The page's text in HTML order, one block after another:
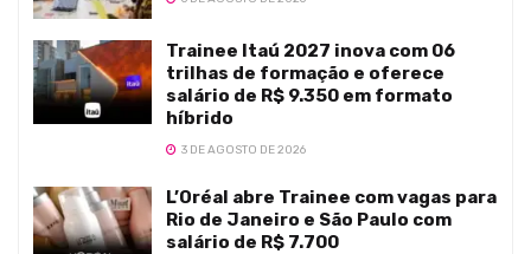
Trainee Itaú 2027 inova com 06
trilhas de formação e oferece
salário de R$ 9.350 em formato
híbrido
3 DE AGOSTO DE 2026
L’Oréal abre Trainee com vagas para
Rio de Janeiro e São Paulo com
salário de R$ 7.700